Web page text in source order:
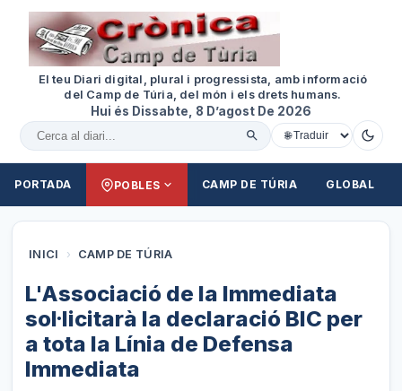
El teu Diari digital, plural i progressista, amb informació
del Camp de Túria, del món i els drets humans.
Hui és Dissabte, 8 D’agost De 2026
Cercar al diari
PORTADA POBLES CAMP DE TÚRIA GLOBAL
INICI › CAMP DE TÚRIA
L'Associació de la Immediata
sol·licitarà la declaració BIC per
a tota la Línia de Defensa
Immediata